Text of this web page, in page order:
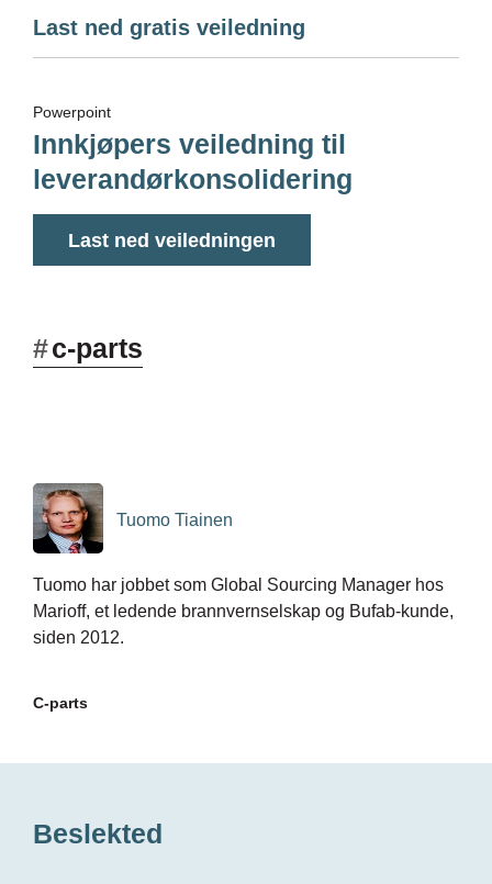
Last ned gratis veiledning
Powerpoint
Innkjøpers veiledning til
leverandørkonsolidering
Last ned veiledningen
#c-parts
Tuomo Tiainen
Tuomo har jobbet som Global Sourcing Manager hos
Marioff, et ledende brannvernselskap og Bufab-kunde,
siden 2012.
C-parts
Beslekted